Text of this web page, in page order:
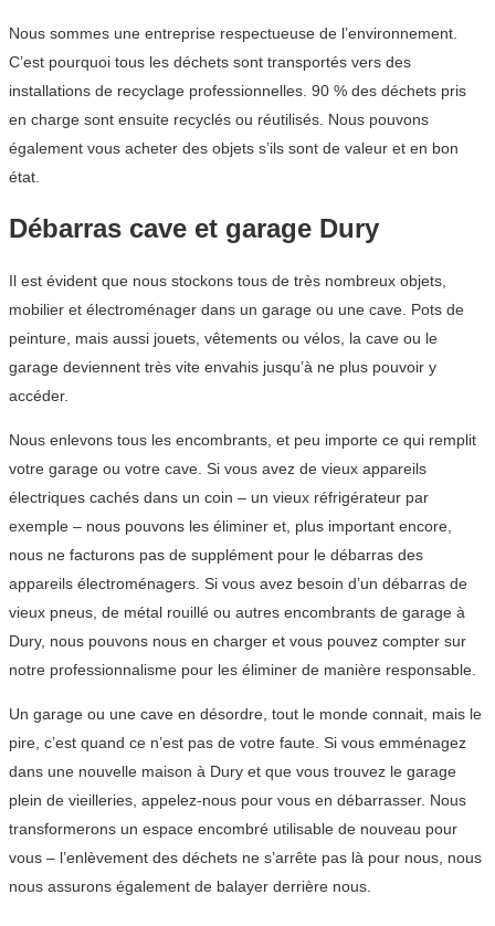
Nous sommes une entreprise respectueuse de l’environnement.
C’est pourquoi tous les déchets sont transportés vers des
installations de recyclage professionnelles. 90 % des déchets pris
en charge sont ensuite recyclés ou réutilisés. Nous pouvons
également vous acheter des objets s’ils sont de valeur et en bon
état.
Débarras cave et garage Dury
Il est évident que nous stockons tous de très nombreux objets,
mobilier et électroménager dans un garage ou une cave. Pots de
peinture, mais aussi jouets, vêtements ou vélos, la cave ou le
garage deviennent très vite envahis jusqu’à ne plus pouvoir y
accéder.
Nous enlevons tous les encombrants, et peu importe ce qui remplit
votre garage ou votre cave. Si vous avez de vieux appareils
électriques cachés dans un coin – un vieux réfrigérateur par
exemple – nous pouvons les éliminer et, plus important encore,
nous ne facturons pas de supplément pour le débarras des
appareils électroménagers. Si vous avez besoin d’un débarras de
vieux pneus, de métal rouillé ou autres encombrants de garage à
Dury, nous pouvons nous en charger et vous pouvez compter sur
notre professionnalisme pour les éliminer de manière responsable.
Un garage ou une cave en désordre, tout le monde connait, mais le
pire, c’est quand ce n’est pas de votre faute. Si vous emménagez
dans une nouvelle maison à Dury et que vous trouvez le garage
plein de vieilleries, appelez-nous pour vous en débarrasser. Nous
transformerons un espace encombré utilisable de nouveau pour
vous – l’enlèvement des déchets ne s’arrête pas là pour nous, nous
nous assurons également de balayer derrière nous.